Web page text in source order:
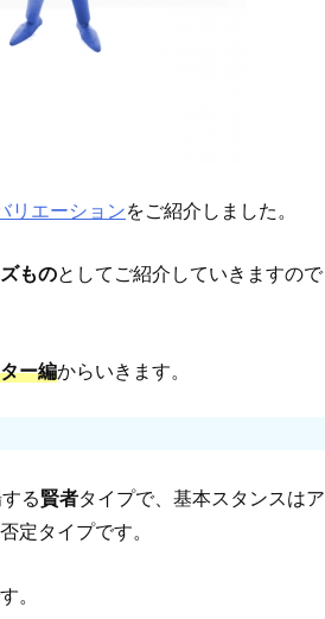
リエーションをご紹介しました。
ものとしてご紹介していきますので
ー編からいきます。
る賢者タイプで、基本スタンスはア
定タイプです。
。